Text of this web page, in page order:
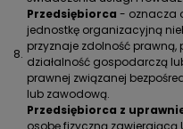
8.
Przedsiębiorca - oznacza
jednostkę organizacyjną
przyznaje zdolność
działalność gospodarczą
prawnej związanej
lub zawodową.
Przedsiębiorca z
osobę fizyczną zawierającą